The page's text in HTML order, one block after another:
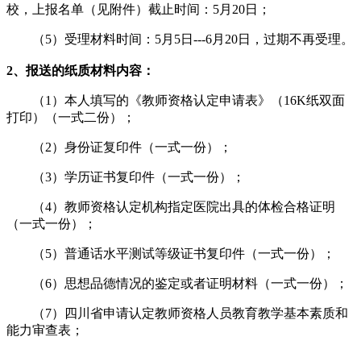
校，上报名单（见附件）截止时间：5月20日；
（5）受理材料时间：5月5日---6月20日，过期不再受理。
2、报送的纸质材料内容：
（1）本人填写的《教师资格认定申请表》（16K纸双面
打印）（一式二份）；
（2）身份证复印件（一式一份）；
（3）学历证书复印件（一式一份）；
（4）教师资格认定机构指定医院出具的体检合格证明
（一式一份）；
（5）普通话水平测试等级证书复印件（一式一份）；
（6）思想品德情况的鉴定或者证明材料（一式一份）；
（7）四川省申请认定教师资格人员教育教学基本素质和
能力审查表；